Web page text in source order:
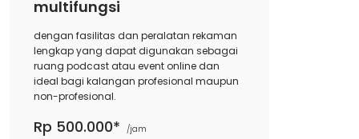
multifungsi
dengan fasilitas dan peralatan rekaman
lengkap yang dapat digunakan sebagai
ruang podcast atau event online dan
ideal bagi kalangan profesional maupun
non-profesional.
Rp 500.000* /jam